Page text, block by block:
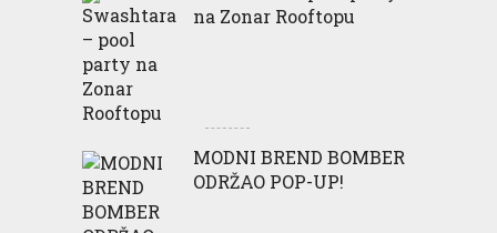
na Zonar Rooftopu
MODNI BREND BOMBER
ODRŽAO POP-UP!